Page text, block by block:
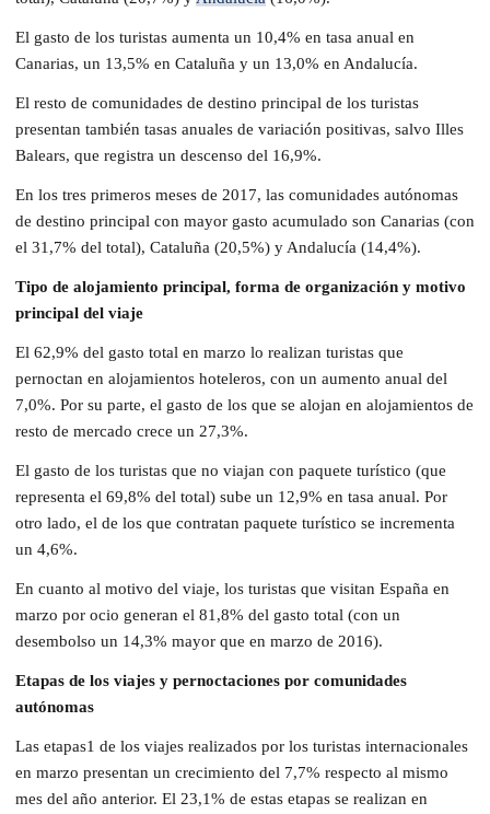
El gasto de los turistas aumenta un 10,4% en tasa anual en
Canarias, un 13,5% en Cataluña y un 13,0% en Andalucía.
El resto de comunidades de destino principal de los turistas
presentan también tasas anuales de variación positivas, salvo Illes
Balears, que registra un descenso del 16,9%.
En los tres primeros meses de 2017, las comunidades autónomas
de destino principal con mayor gasto acumulado son Canarias (con
el 31,7% del total), Cataluña (20,5%) y Andalucía (14,4%).
Tipo de alojamiento principal, forma de organización y motivo
principal del viaje
El 62,9% del gasto total en marzo lo realizan turistas que
pernoctan en alojamientos hoteleros, con un aumento anual del
7,0%. Por su parte, el gasto de los que se alojan en alojamientos de
resto de mercado crece un 27,3%.
El gasto de los turistas que no viajan con paquete turístico (que
representa el 69,8% del total) sube un 12,9% en tasa anual. Por
otro lado, el de los que contratan paquete turístico se incrementa
un 4,6%.
En cuanto al motivo del viaje, los turistas que visitan España en
marzo por ocio generan el 81,8% del gasto total (con un
desembolso un 14,3% mayor que en marzo de 2016).
Etapas de los viajes y pernoctaciones por comunidades
autónomas
Las etapas1 de los viajes realizados por los turistas internacionales
en marzo presentan un crecimiento del 7,7% respecto al mismo
mes del año anterior. El 23,1% de estas etapas se realizan en